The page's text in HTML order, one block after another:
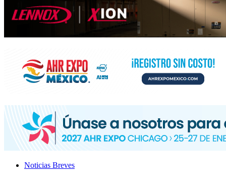
Noticias Breves